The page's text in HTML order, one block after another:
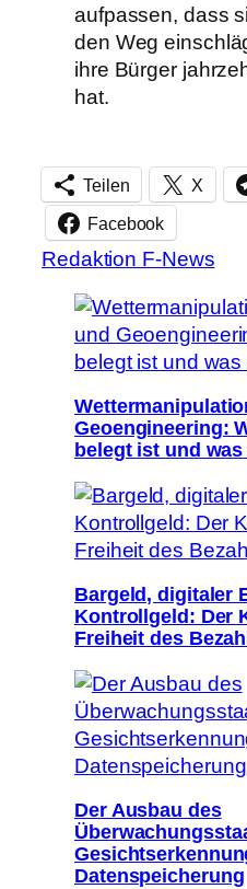
aufpassen, dass
den Weg
ihre Bürger
hat.
Teilen X
Facebook
Redaktion F-News
Geoengineering:
belegt ist und
Bargeld, digitaler
Kontrollgeld: Der
Freiheit des
Der Ausbau des
Datenspeicherung